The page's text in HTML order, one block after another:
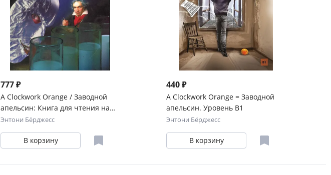
777 ₽
A Clockwork Orange / Заводной
апельсин: Книга для чтения на
английском языке / (мягк)
Энтони Бёрджесс
В корзину
440 ₽
A Clockwork Orange = Заводной
апельсин. Уровень В1
Энтони Бёрджесс
В корзину